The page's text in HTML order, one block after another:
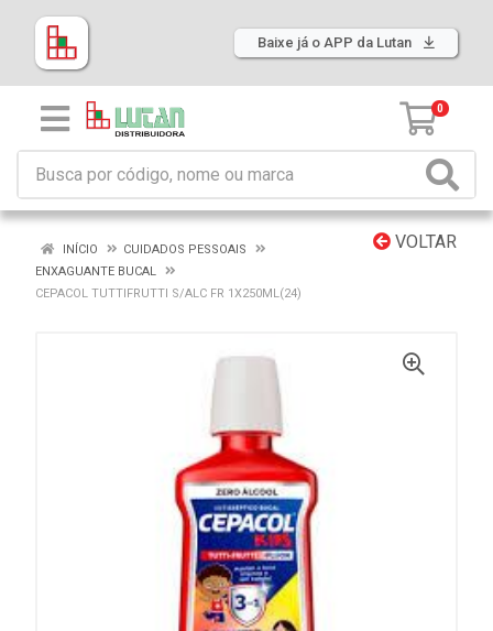
Baixe já o APP da Lutan
0
VOLTAR
INÍCIO
CUIDADOS PESSOAIS
ENXAGUANTE BUCAL
CEPACOL TUTTIFRUTTI S/ALC FR 1X250ML(24)